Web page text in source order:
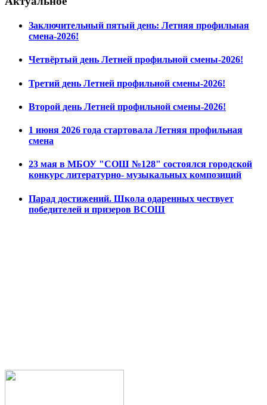
Заключительный пятый день: Летняя профильная
смена-2026!
Четвёртый день Летней профильной смены-2026!
Третий день Летней профильной смены-2026!
Второй день Летней профильной смены-2026!
1 июня 2026 года стартовала Летняя профильная
смена
23 мая в МБОУ "СОШ №128" состоялся городской
конкурс литературно- музыкальных композиций
Парад достижений. Школа одаренных чествует
победителей и призеров ВСОШ